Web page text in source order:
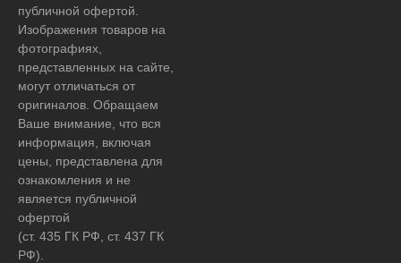
публичной офертой.
Изображения товаров на
фотографиях,
представленных на сайте,
могут отличаться от
оригиналов. Обращаем
Ваше внимание, что вся
информация, включая
цены, представлена для
ознакомления и не
является публичной
офертой
(ст. 435 ГК РФ, ст. 437 ГК
РФ).